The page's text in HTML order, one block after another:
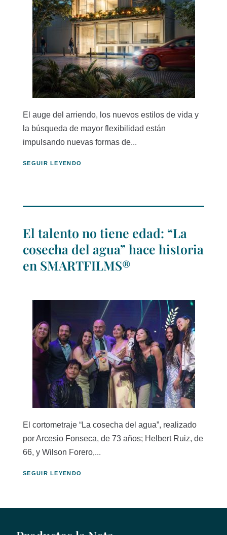
El auge del arriendo, los nuevos estilos de vida y
la búsqueda de mayor flexibilidad están
impulsando nuevas formas de...
SEGUIR LEYENDO
El talento no tiene edad: “La
cosecha del agua” hace historia
en SMARTFILMS®
El cortometraje “La cosecha del agua”, realizado
por Arcesio Fonseca, de 73 años; Helbert Ruiz, de
66, y Wilson Forero,...
SEGUIR LEYENDO